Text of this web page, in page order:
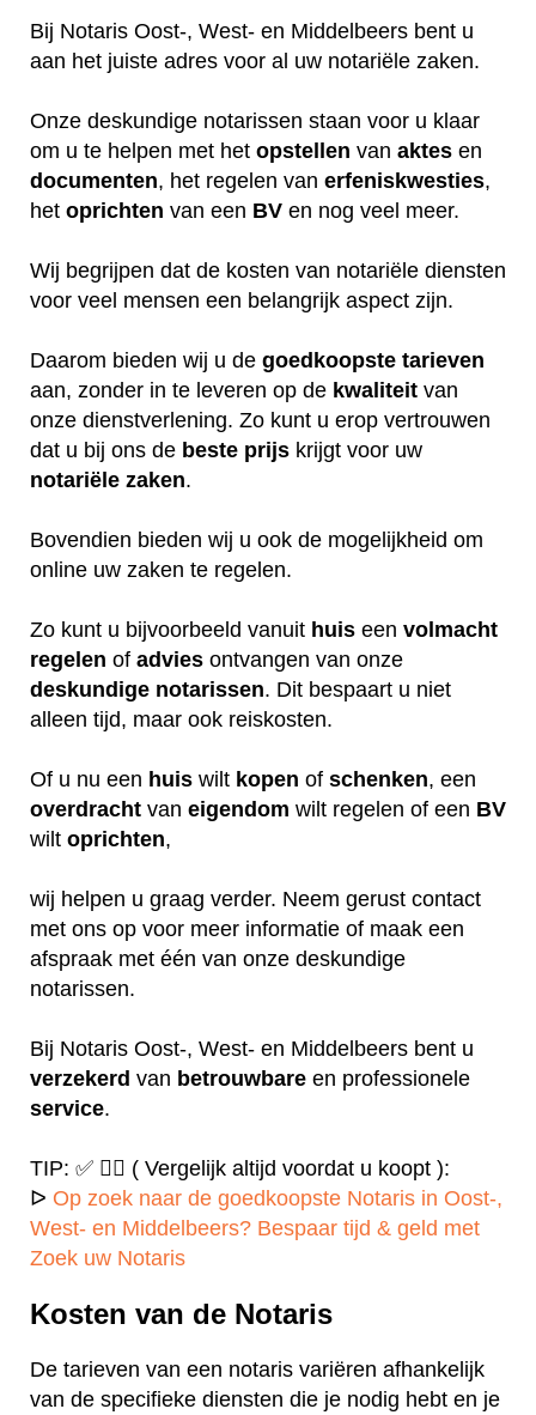
Bij Notaris Oost-, West- en Middelbeers bent u
aan het juiste adres voor al uw notariële zaken.
Onze deskundige notarissen staan voor u klaar
om u te helpen met het opstellen van aktes en
documenten, het regelen van erfeniskwesties,
het oprichten van een BV en nog veel meer.
Wij begrijpen dat de kosten van notariële diensten
voor veel mensen een belangrijk aspect zijn.
Daarom bieden wij u de goedkoopste tarieven
aan, zonder in te leveren op de kwaliteit van
onze dienstverlening. Zo kunt u erop vertrouwen
dat u bij ons de beste prijs krijgt voor uw
notariële zaken.
Bovendien bieden wij u ook de mogelijkheid om
online uw zaken te regelen.
Zo kunt u bijvoorbeeld vanuit huis een volmacht
regelen of advies ontvangen van onze
deskundige notarissen. Dit bespaart u niet
alleen tijd, maar ook reiskosten.
Of u nu een huis wilt kopen of schenken, een
overdracht van eigendom wilt regelen of een BV
wilt oprichten,
wij helpen u graag verder. Neem gerust contact
met ons op voor meer informatie of maak een
afspraak met één van onze deskundige
notarissen.
Bij Notaris Oost-, West- en Middelbeers bent u
verzekerd van betrouwbare en professionele
service.
TIP: ✅ ✍🏻 ( Vergelijk altijd voordat u koopt ):
ᐅ Op zoek naar de goedkoopste Notaris in Oost-,
West- en Middelbeers? Bespaar tijd & geld met
Zoek uw Notaris
Kosten van de Notaris
De tarieven van een notaris variëren afhankelijk
van de specifieke diensten die je nodig hebt en je